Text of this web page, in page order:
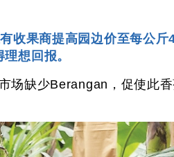
果商提高园边价至每公
想回报。
缺少Berangan，促使此